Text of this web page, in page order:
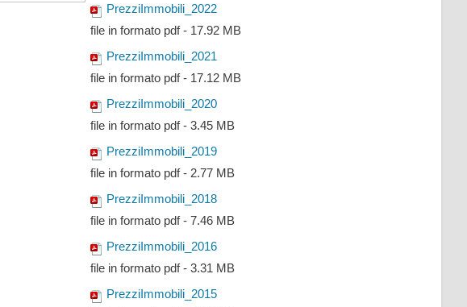
PrezziImmobili_2022
file in formato pdf - 17.92 MB
PrezziImmobili_2021
file in formato pdf - 17.12 MB
PrezziImmobili_2020
file in formato pdf - 3.45 MB
PrezziImmobili_2019
file in formato pdf - 2.77 MB
PrezziImmobili_2018
file in formato pdf - 7.46 MB
PrezziImmobili_2016
file in formato pdf - 3.31 MB
PrezziImmobili_2015